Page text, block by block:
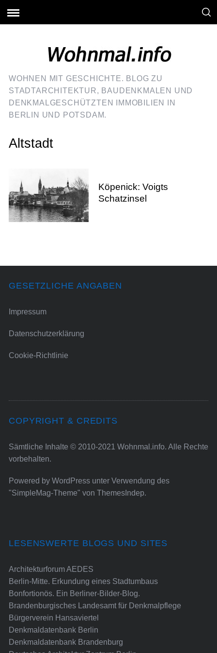
WOHNEN MIT GESCHICHTE. BLOG ZU
STADTARCHITEKTUR, BAUDENKMALEN UND
DENKMALGESCHÜTZTEN IMMOBILIEN IN
BERLIN UND POTSDAM.
Altstadt
Köpenick: Voigts
Schatzinsel
GESETZLICHE ANGABEN
Impressum
Datenschutzerklärung
Cookie-Richtlinie
COPYRIGHT & CREDITS
Sämtliche Inhalte © 2010-2021 Wohnmal.info. Alle Rechte
vorbehalten.
Powered by WordPressunter Verwendung des
"SimpleMag-Theme" von ThemesIndep.
LESENSWERTE BLOGS UND SITES
Architekturforum AEDES
Berlin-Mitte. Erkundung eines Stadtumbaus
Bonfortionös. Ein Berliner-Bilder-Blog.
Brandenburgisches Landesamt für Denkmalpflege
Bürgerverein Hansaviertel
Denkmaldatenbank Berlin
Denkmaldatenbank Brandenburg